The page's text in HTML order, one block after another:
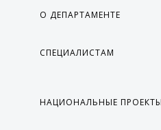
О ДЕПАРТАМЕНТЕ
СПЕЦИАЛИСТАМ
НАЦИОНАЛЬНЫЕ ПРОЕКТЫ